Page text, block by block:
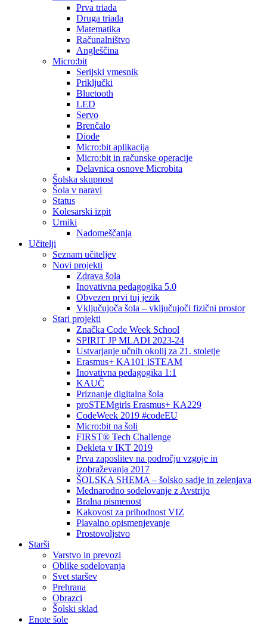
Prva triada
Druga triada
Matematika
Računalništvo
Angleščina
Micro:bit
Serijski vmesnik
Priključki
Bluetooth
LED
Servo
Brenčalo
Diode
Micro:bit aplikacija
Micro:bit in računske operacije
Delavnica osnove Microbita
Šolska skupnost
Šola v naravi
Status
Kolesarski izpit
Urniki
Nadomeščanja
Učitelji
Seznam učiteljev
Novi projekti
Zdrava šola
Inovativna pedagogika 5.0
Obvezen prvi tuj jezik
Vključujoča šola – vključujoči fizični prostor
Stari projekti
Značka Code Week School
SPIRIT JP MLADI 2023-24
Ustvarjanje učnih okolij za 21. stoletje
Erasmus+ KA101 lSTEAM
Inovativna pedagogika 1:1
KAUČ
Priznanje digitalna šola
proSTEMgirls Erasmus+ KA229
CodeWeek 2019 #codeEU
Micro:bit na šoli
FIRST® Tech Challenge
Dekleta v IKT 2019
Prva zaposlitev na področju vzgoje in
izobraževanja 2017
ŠOLSKA SHEMA – šolsko sadje in zelenjava
Mednarodno sodelovanje z Avstrijo
Bralna pismenost
Kakovost za prihodnost VIZ
Plavalno opismenjevanje
Prostovoljstvo
Starši
Varstvo in prevozi
Oblike sodelovanja
Svet staršev
Prehrana
Obrazci
Šolski sklad
Enote šole